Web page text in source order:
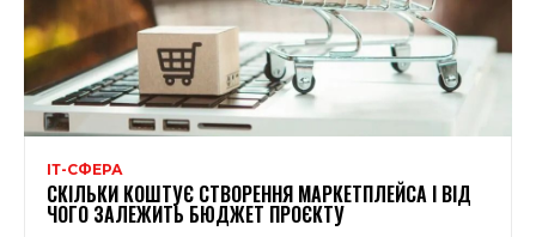
ІТ-СФЕРА
СКІЛЬКИ КОШТУЄ СТВОРЕННЯ МАРКЕТПЛЕЙСА І ВІД
ЧОГО ЗАЛЕЖИТЬ БЮДЖЕТ ПРОЄКТУ